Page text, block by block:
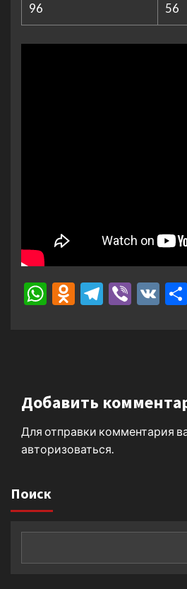
96 56
WhatsApp
Telegram
Viber
VK
Добавить
Для отправки комментария
авторизоваться
Поиск